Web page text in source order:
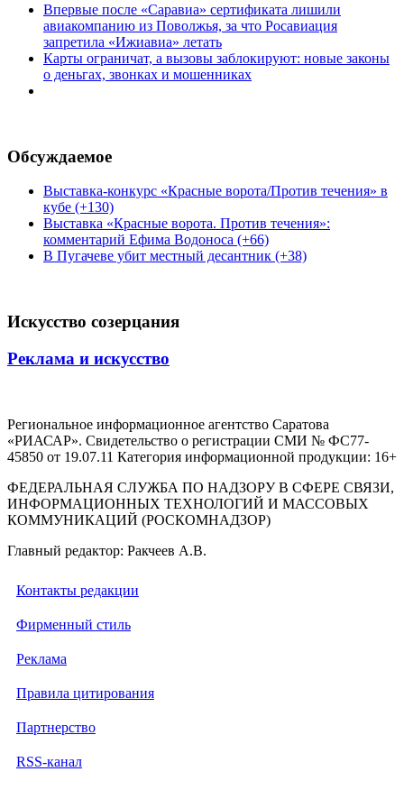
Впервые после «Саравиа» сертификата лишили
авиакомпанию из Поволжья, за что Росавиация
запретила «Ижиавиа» летать
Карты ограничат, а вызовы заблокируют: новые законы
о деньгах, звонках и мошенниках
Обсуждаемое
Выставка-конкурс «Красные ворота/Против течения» в
кубе (+130)
Выставка «Красные ворота. Против течения»:
комментарий Ефима Водоноса (+66)
В Пугачеве убит местный десантник (+38)
Искусство созерцания
Реклама и искусство
Региональное информационное агентство Саратова
«РИАСАР». Свидетельство о регистрации СМИ № ФС77-
45850 от 19.07.11 Категория информационной продукции: 16+
ФЕДЕРАЛЬНАЯ СЛУЖБА ПО НАДЗОРУ В СФЕРЕ СВЯЗИ,
ИНФОРМАЦИОННЫХ ТЕХНОЛОГИЙ И МАССОВЫХ
КОММУНИКАЦИЙ (РОСКОМНАДЗОР)
Главный редактор: Ракчеев А.В.
Контакты редакции
Фирменный стиль
Реклама
Правила цитирования
Партнерство
RSS-канал